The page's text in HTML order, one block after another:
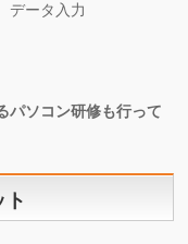
データ入力
パソコン研修も行って